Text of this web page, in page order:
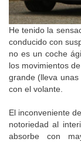
He tenido la
conducido con
no es un coche
los movimientos
grande (lleva
con el volante.
El inconveniente
notoriedad al
absorbe con